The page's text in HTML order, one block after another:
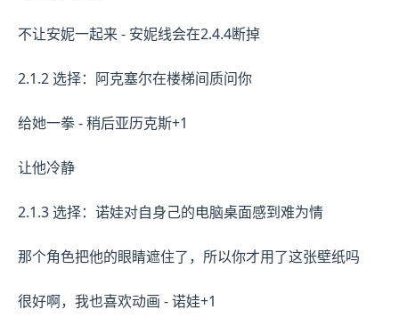
不让安妮一起来 - 安妮线会在2.4.4断掉
2.1.2 选择：阿克塞尔在楼梯间质问你
给她一拳 - 稍后亚历克斯+1
让他冷静
2.1.3 选择：诺娃对自身己的电脑桌面感到难为情
那个角色把他的眼睛遮住了，所以你才用了这张壁纸吗
很好啊，我也喜欢动画 - 诺娃+1